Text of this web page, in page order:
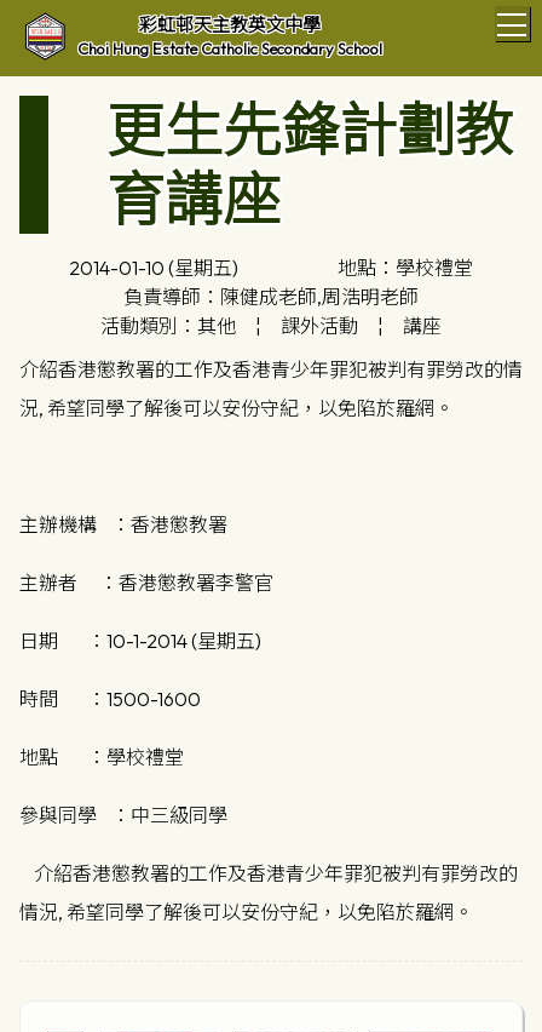
彩虹邨天主教英文中學
Choi Hung Estate Catholic Secondary School
更生先鋒計劃教
育講座
2014-01-10 (星期五)
地點：學校禮堂
負責導師：陳健成老師,周浩明老師
活動類別：其他
¦ 課外活動 ¦
講座
介紹香港懲教署的工作及香港青少年罪犯被判有罪勞改的情
況, 希望同學了解後可以安份守紀，以免陷於羅網。
主辦機構 ：香港懲教署
主辦者 ：香港懲教署李警官
日期 ：10-1-2014 (星期五)
時間 ：1500-1600
地點 ：學校禮堂
參與同學 ：中三級同學
介紹香港懲教署的工作及香港青少年罪犯被判有罪勞改的
情況, 希望同學了解後可以安份守紀 ，以免陷於羅網。